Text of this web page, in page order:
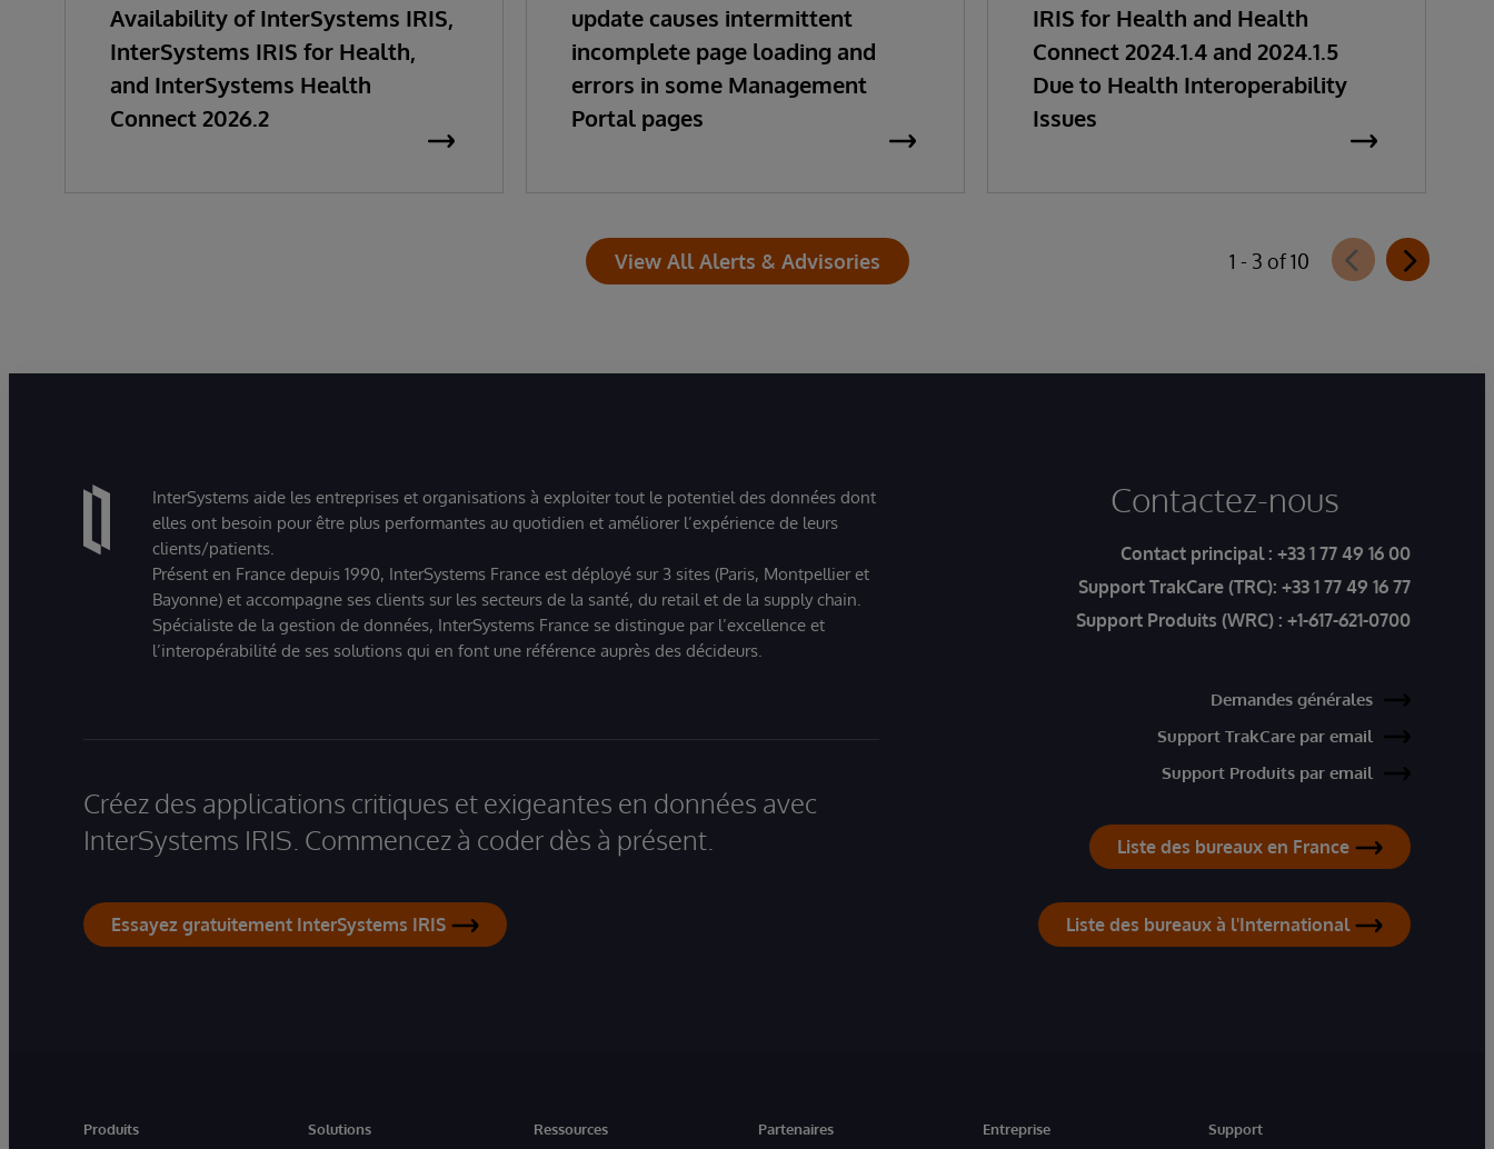
Availability of InterSystems IRIS,
InterSystems IRIS for Health,
and InterSystems Health
Connect 2026.2
update causes intermittent
incomplete page loading and
errors in some Management
Portal pages
IRIS for Health and Health
Connect 2024.1.4 and 2024.1.5
Due to Health Interoperability
Issues
View All Alerts & Advisories 1 - 3 of 10
InterSystems aide les entreprises et organisations à exploiter tout le potentiel des données dont
elles ont besoin pour être plus performantes au quotidien et améliorer l’expérience de leurs
clients/patients.
Présent en France depuis 1990, InterSystems France est déployé sur 3 sites (Paris, Montpellier et
Bayonne) et accompagne ses clients sur les secteurs de la santé, du retail et de la supply chain.
Spécialiste de la gestion de données, InterSystems France se distingue par l’excellence et
l’interopérabilité de ses solutions qui en font une référence auprès des décideurs.
Créez des applications critiques et exigeantes en données avec
InterSystems IRIS. Commencez à coder dès à présent.
Essayez gratuitement InterSystems IRIS
Contactez-nous
Contact principal : +33 1 77 49 16 00
Support TrakCare (TRC): +33 1 77 49 16 77
Support Produits (WRC) : +1-617-621-0700
Demandes générales
Support TrakCare par email
Support Produits par email
Liste des bureaux en France
Liste des bureaux à l'International
Produits Solutions Ressources Partenaires Entreprise Support